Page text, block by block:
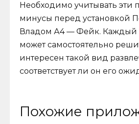
Необходимо учитывать эти
минусы перед установкой
Владом А4 — Фейк. Каждый
может самостоятельно
интересен такой вид
соответствует ли он его
Похожие